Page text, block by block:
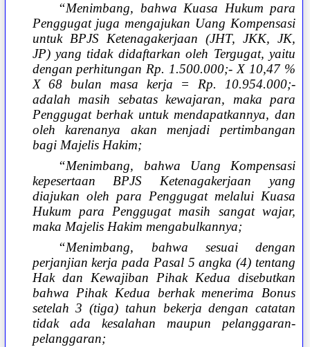
“Menimbang, bahwa Kuasa Hukum para
Penggugat juga mengajukan Uang Kompensasi
untuk BPJS Ketenagakerjaan (JHT, JKK, JK,
JP) yang tidak didaftarkan oleh Tergugat, yaitu
dengan perhitungan Rp. 1.500.000;- X 10,47 %
X 68 bulan masa kerja = Rp. 10.954.000;-
adalah masih sebatas kewajaran, maka para
Penggugat berhak untuk mendapatkannya, dan
oleh karenanya akan menjadi pertimbangan
bagi Majelis Hakim;
“Menimbang, bahwa Uang Kompensasi
kepesertaan BPJS Ketenagakerjaan yang
diajukan oleh para Penggugat melalui Kuasa
Hukum para Penggugat masih sangat wajar,
maka Majelis Hakim mengabulkannya;
“Menimbang, bahwa sesuai dengan
perjanjian kerja pada Pasal 5 angka (4) tentang
Hak dan Kewajiban Pihak Kedua disebutkan
bahwa Pihak Kedua berhak menerima Bonus
setelah 3 (tiga) tahun bekerja dengan catatan
tidak ada kesalahan maupun pelanggaran-
pelanggaran;